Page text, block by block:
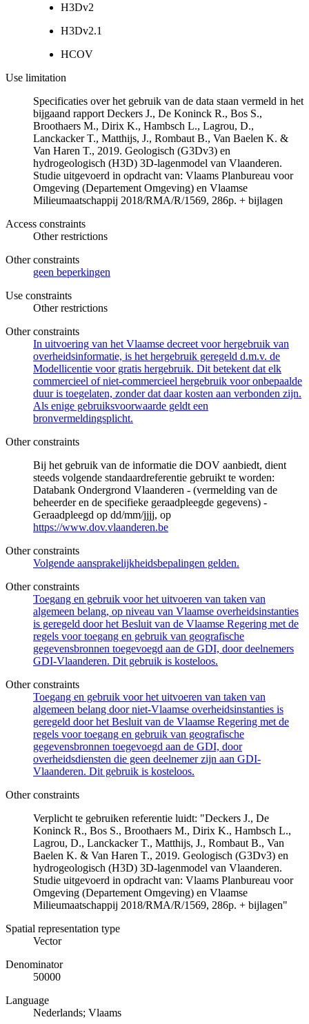
H3Dv2
H3Dv2.1
HCOV
Use limitation
Specificaties over het gebruik van de data staan vermeld in het
bijgaand rapport Deckers J., De Koninck R., Bos S.,
Broothaers M., Dirix K., Hambsch L., Lagrou, D.,
Lanckacker T., Matthijs, J., Rombaut B., Van Baelen K. &
Van Haren T., 2019. Geologisch (G3Dv3) en
hydrogeologisch (H3D) 3D-lagenmodel van Vlaanderen.
Studie uitgevoerd in opdracht van: Vlaams Planbureau voor
Omgeving (Departement Omgeving) en Vlaamse
Milieumaatschappij 2018/RMA/R/1569, 286p. + bijlagen
Access constraints
Other restrictions
Other constraints
geen beperkingen
Use constraints
Other restrictions
Other constraints
In uitvoering van het Vlaamse decreet voor hergebruik van
overheidsinformatie, is het hergebruik geregeld d.m.v. de
Modellicentie voor gratis hergebruik. Dit betekent dat elk
commercieel of niet-commercieel hergebruik voor onbepaalde
duur is toegelaten, zonder dat daar kosten aan verbonden zijn.
Als enige gebruiksvoorwaarde geldt een
bronvermeldingsplicht.
Other constraints
Bij het gebruik van de informatie die DOV aanbiedt, dient
steeds volgende standaardreferentie gebruikt te worden:
Databank Ondergrond Vlaanderen - (vermelding van de
beheerder en de specifieke geraadpleegde gegevens) -
Geraadpleegd op dd/mm/jjjj, op
https://www.dov.vlaanderen.be
Other constraints
Volgende aansprakelijkheidsbepalingen gelden.
Other constraints
Toegang en gebruik voor het uitvoeren van taken van
algemeen belang, op niveau van Vlaamse overheidsinstanties
is geregeld door het Besluit van de Vlaamse Regering met de
regels voor toegang en gebruik van geografische
gegevensbronnen toegevoegd aan de GDI, door deelnemers
GDI-Vlaanderen. Dit gebruik is kosteloos.
Other constraints
Toegang en gebruik voor het uitvoeren van taken van
algemeen belang door niet-Vlaamse overheidsinstanties is
geregeld door het Besluit van de Vlaamse Regering met de
regels voor toegang en gebruik van geografische
gegevensbronnen toegevoegd aan de GDI, door
overheidsdiensten die geen deelnemer zijn aan GDI-
Vlaanderen. Dit gebruik is kosteloos.
Other constraints
Verplicht te gebruiken referentie luidt: "Deckers J., De
Koninck R., Bos S., Broothaers M., Dirix K., Hambsch L.,
Lagrou, D., Lanckacker T., Matthijs, J., Rombaut B., Van
Baelen K. & Van Haren T., 2019. Geologisch (G3Dv3) en
hydrogeologisch (H3D) 3D-lagenmodel van Vlaanderen.
Studie uitgevoerd in opdracht van: Vlaams Planbureau voor
Omgeving (Departement Omgeving) en Vlaamse
Milieumaatschappij 2018/RMA/R/1569, 286p. + bijlagen"
Spatial representation type
Vector
Denominator
50000
Language
Nederlands; Vlaams